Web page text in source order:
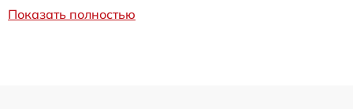
Показать полностью